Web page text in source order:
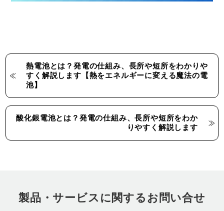
熱電池とは？発電の仕組み、長所や短所をわかりや
すく解説します【熱をエネルギーに変える魔法の電
池】
酸化銀電池とは？発電の仕組み、長所や短所をわか
りやすく解説します
製品・サービスに関するお問い合せ